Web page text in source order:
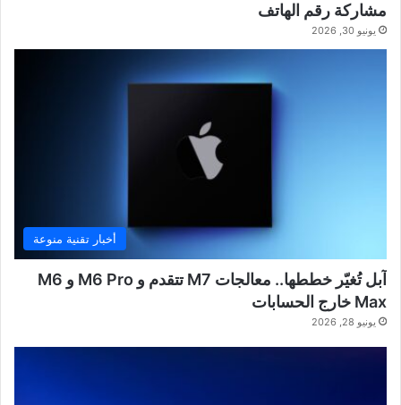
مشاركة رقم الهاتف
يونيو 30, 2026
أخبار تقنية منوعة
آبل تُغيّر خططها.. معالجات M7 تتقدم و M6 Pro و M6
Max خارج الحسابات
يونيو 28, 2026